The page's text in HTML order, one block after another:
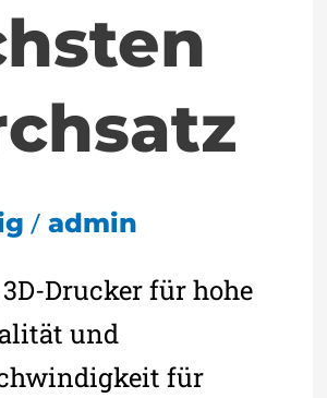
/ admin
Drucker für hohe
und
für